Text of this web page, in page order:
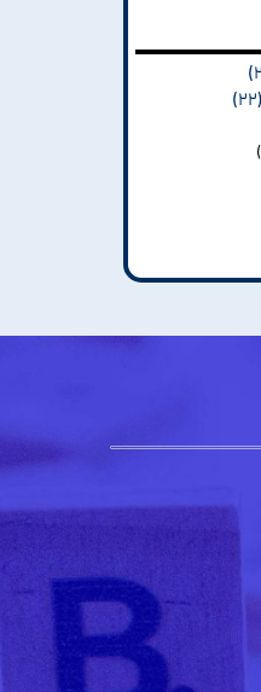
(۲۲)